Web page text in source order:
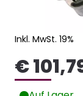
Inkl. MwSt. 19%
€